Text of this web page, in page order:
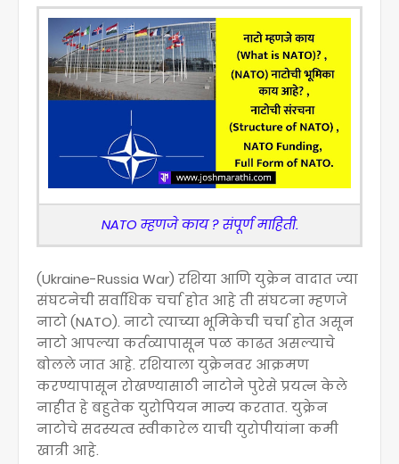
NATO म्हणजे काय ? संपूर्ण माहिती.
(Ukraine-Russia War) रशिया आणि युक्रेन वादात ज्या
संघटनेची सर्वाधिक चर्चा होत आहे ती संघटना म्हणजे
नाटो (NATO). नाटो त्याच्या भूमिकेची चर्चा होत असून
नाटो आपल्या कर्तव्यापासून पळ काढत असल्याचे
बोलले जात आहे. रशियाला युक्रेनवर आक्रमण
करण्यापासून रोखण्यासाठी नाटोने पुरेसे प्रयत्न केले
नाहीत हे बहुतेक युरोपियन मान्य करतात. युक्रेन
नाटोचे सदस्यत्व स्वीकारेल याची युरोपीयांना कमी
खात्री आहे.